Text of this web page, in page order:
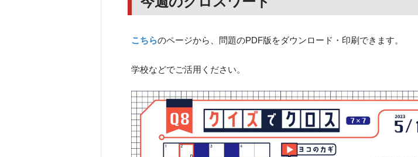
こちらのページから、問題のPDF版をダウンロード・印刷できます。
学校などでご活用ください。